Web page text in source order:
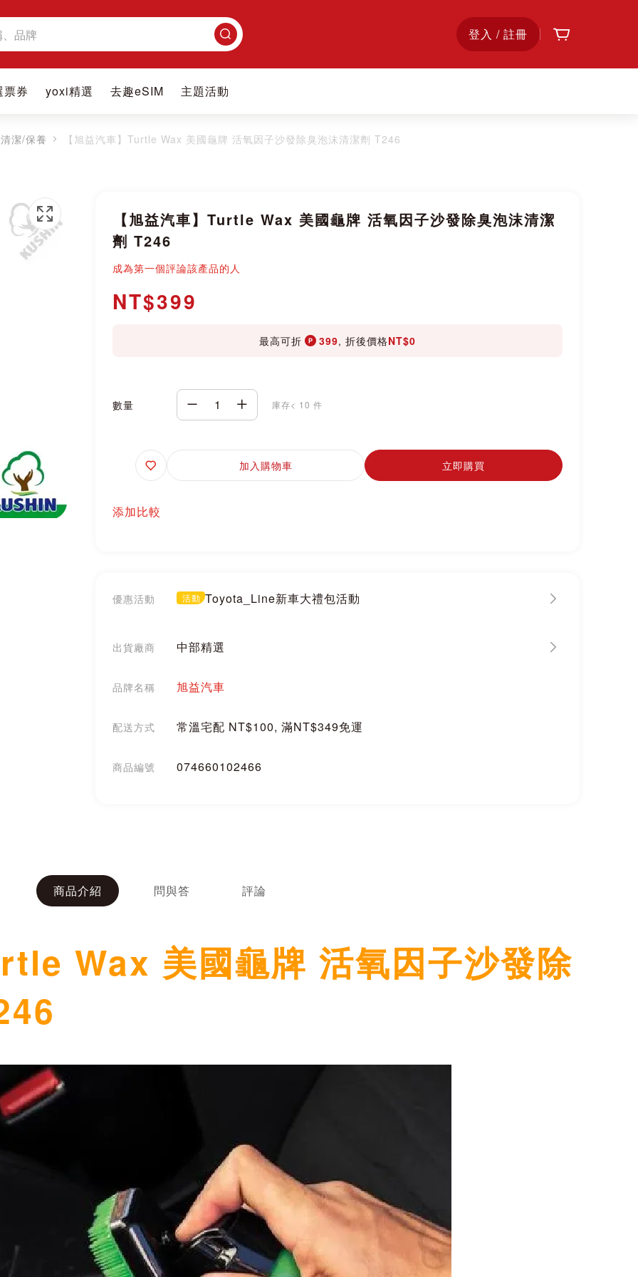
登入 / 註冊
搜
尋
票券 yoxi精選 去趣eSIM 主題活動
潔/保養 【旭益汽車】Turtle Wax 美國龜牌 活氧因子沙發除臭泡沫清潔劑 T246
【旭益汽車】Turtle Wax 美國龜牌 活氧因子沙發除臭泡沫清潔
劑 T246
成為第一個評論該產品的人
NT$399
最高可折 399, 折後價格NT$0
數量 庫存< 10 件
加入購物車 立即購買
追
蹤
添加比較
優惠活動 活動 Toyota_Line新車大禮包活動
出貨廠商 中部精選
品牌名稱 旭益汽車
配送方式 常溫宅配 NT$100, 滿NT$349免運
商品編號 074660102466
商品介紹 問與答 評論
Wax 美國龜牌 活氧因子沙發除